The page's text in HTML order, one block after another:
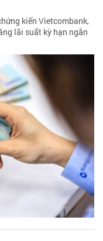
kiến Vietcombank,
lãi suất kỳ hạn ngắn